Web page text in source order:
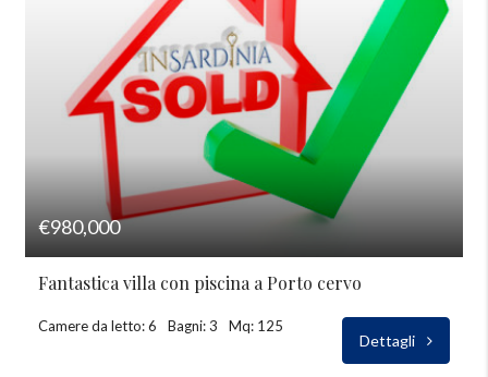
€980,000
Fantastica villa con piscina a Porto cervo
Camere da letto: 6 Bagni: 3 Mq: 125
Dettagli